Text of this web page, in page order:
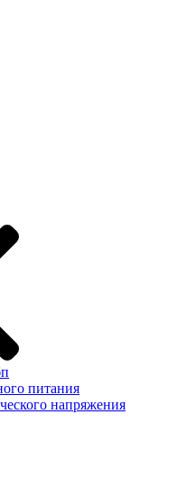
питания
напряжения